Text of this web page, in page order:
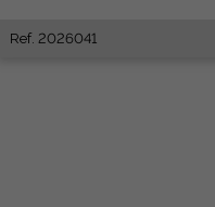
Ref. 2026041